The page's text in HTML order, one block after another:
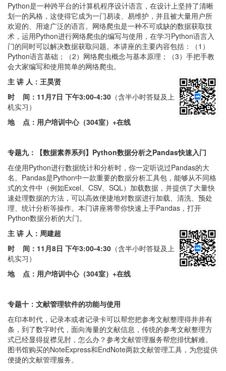
Python是一种跨平台的计算机程序设计语言，在设计上坚持了清晰
划一的风格，这使得它成为一门易读、易维护，并且被大量用户所
欢迎的、用途广泛的语言。网络爬虫是一种不可或缺的数据获取技
术，运用Python进行网络爬虫的编写与使用，在学习Python语言入
门的同时可以解决数据获取问题。本讲座的主要内容包括：（1）
Python语言基础；（2）网络爬虫概念与基本原理；（3）手把手教
会大家编写和使用简单的网络爬虫。
主 讲 人：王昊贤
时 间： 11月7日 下午3:00-4:30 （含半小时答疑及上
机实习）
地 点：用户培训中心（304室）+在线
专题九：
【数据素养系列】Python数据分析之Pandas快速入门
在使用Python进行数据统计和分析时，你一定听说过Pandas的大
名。Pandas是Python中一款重要的数据分析工具包，能够从不同格
式的文件中（例如Excel、CSV、SQL）加载数据，并提供了大量快
速处理数据的方法，可以高效便捷地对数据进行加载、清洗、预处
理、统计分析等操作。本门讲座将带你快速上手Pandas，打开
Python数据分析的大门。
主 讲 人： 周建超
时 间： 11月8日 下午3:00-4:30 （含半小时答疑及上
机实习）
地 点：用户培训中心（304室）+在线
专题十：文献管理软件的功能与使用
在印本时代，记录本或者记录卡可以帮您把参考文献整理得井井有
条，到了数字时代，面向海量的文献信息，传统的参考文献整理方
式已经显得捉襟见肘，怎么办？参考文献管理服务帮您排忧解难。
图书馆购买的NoteExpress和EndNote两款文献管理工具，为您提供
便捷的文献管理服务。